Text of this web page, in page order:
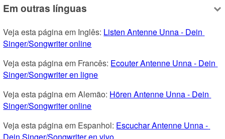
Em outras línguas
Veja esta página em Inglês: Listen Antenne Unna - Dein
Singer/Songwriter online
Veja esta página em Francês: Ecouter Antenne Unna - Dein
Singer/Songwriter en ligne
Veja esta página em Alemão: Hören Antenne Unna - Dein
Singer/Songwriter online
Veja esta página em Espanhol: Escuchar Antenne Unna -
Dein Singer/Songwriter en vivo